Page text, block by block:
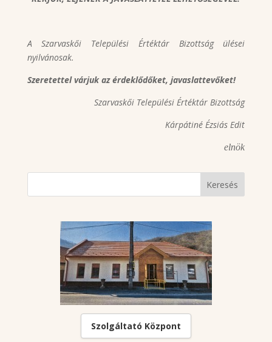
A Szarvaskői Települési Értéktár Bizottság ülései
nyilvánosak.
Szeretettel várjuk az érdeklődőket, javaslattevőket!
Szarvaskői Települési Értéktár Bizottság
Kárpátiné Ézsiás Edit
elnök
Szolgáltató Központ